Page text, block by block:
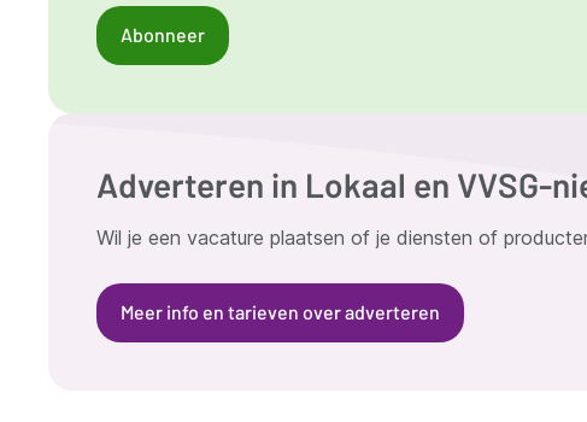
Abonneer
Adverteren in Lokaal en VVSG-
Wil je een vacature plaatsen of je diensten of
Meer info en tarieven over adverteren